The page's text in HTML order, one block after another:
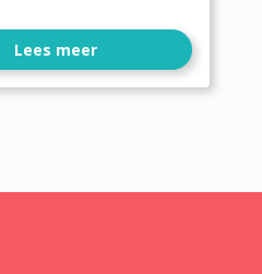
Lees meer